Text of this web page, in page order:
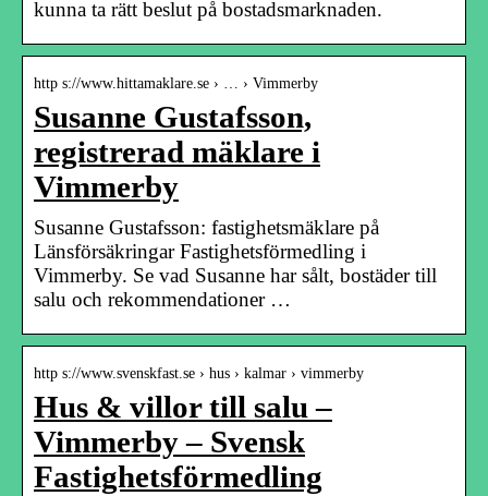
kunna ta rätt beslut på bostadsmarknaden.
http s://www.hittamaklare.se › … › Vimmerby
Susanne Gustafsson,
registrerad mäklare i
Vimmerby
Susanne Gustafsson: fastighetsmäklare på
Länsförsäkringar Fastighetsförmedling i
Vimmerby. Se vad Susanne har sålt, bostäder till
salu och rekommendationer …
http s://www.svenskfast.se › hus › kalmar › vimmerby
Hus & villor till salu –
Vimmerby – Svensk
Fastighetsförmedling